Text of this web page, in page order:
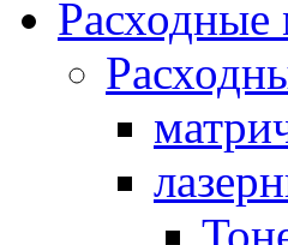
Расходные